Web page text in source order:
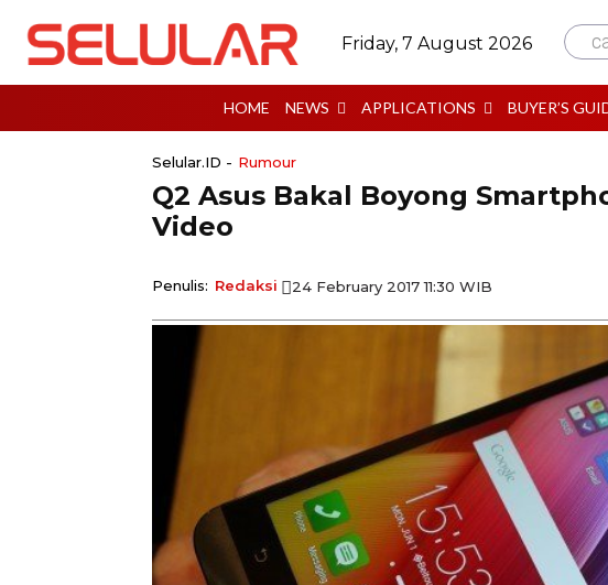
Friday, 7 August 2026
HOME NEWS APPLICATIONS BUYER’S
Selular.ID - Rumour
Q2 Asus Bakal Boyong
Video
Penulis: Redaksi 24 February 2017 11:30 WIB